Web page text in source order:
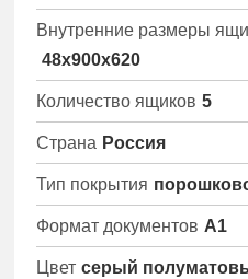
Внутренние размеры
48х900х620
Количество ящиков 5
Страна Россия
Тип покрытия
Формат документов А1
Цвет серый